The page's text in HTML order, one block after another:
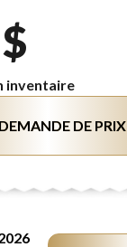
inventaire
DEMANDE DE PRIX